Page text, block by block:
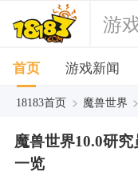
游
首页 游戏新闻
18183首页 > 魔兽世界 >
魔兽世界10.0​研
一览